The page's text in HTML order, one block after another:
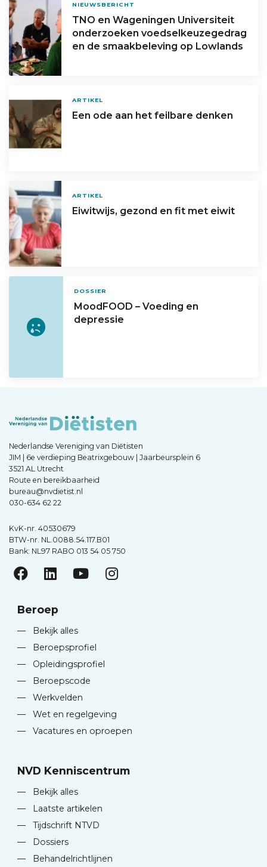
NIEUWSBERICHT
TNO en Wageningen Universiteit
onderzoeken voedselkeuzegedrag
en de smaakbeleving op Lowlands
ARTIKEL
Een ode aan het feilbare denken
ARTIKEL
Eiwitwijs, gezond en fit met eiwit
DOSSIER
MoodFOOD – Voeding en
depressie
Nederlandse Vereniging van Diëtisten
JIM | 6e verdieping Beatrixgebouw | Jaarbeursplein 6
3521 AL Utrecht
Route en bereikbaarheid
bureau@nvdietist.nl
030-634 62 22
KvK-nr. 40530679
BTW-nr. NL.0088.54.117.B01
Bank: NL97 RABO 013 54 05 750
Beroep
—
Bekijk alles
—
Beroepsprofiel
—
Opleidingsprofiel
—
Beroepscode
—
Werkvelden
—
Wet en regelgeving
—
Vacatures en oproepen
NVD Kenniscentrum
—
Bekijk alles
—
Laatste artikelen
—
Tijdschrift NTVD
—
Dossiers
—
Behandelrichtlijnen